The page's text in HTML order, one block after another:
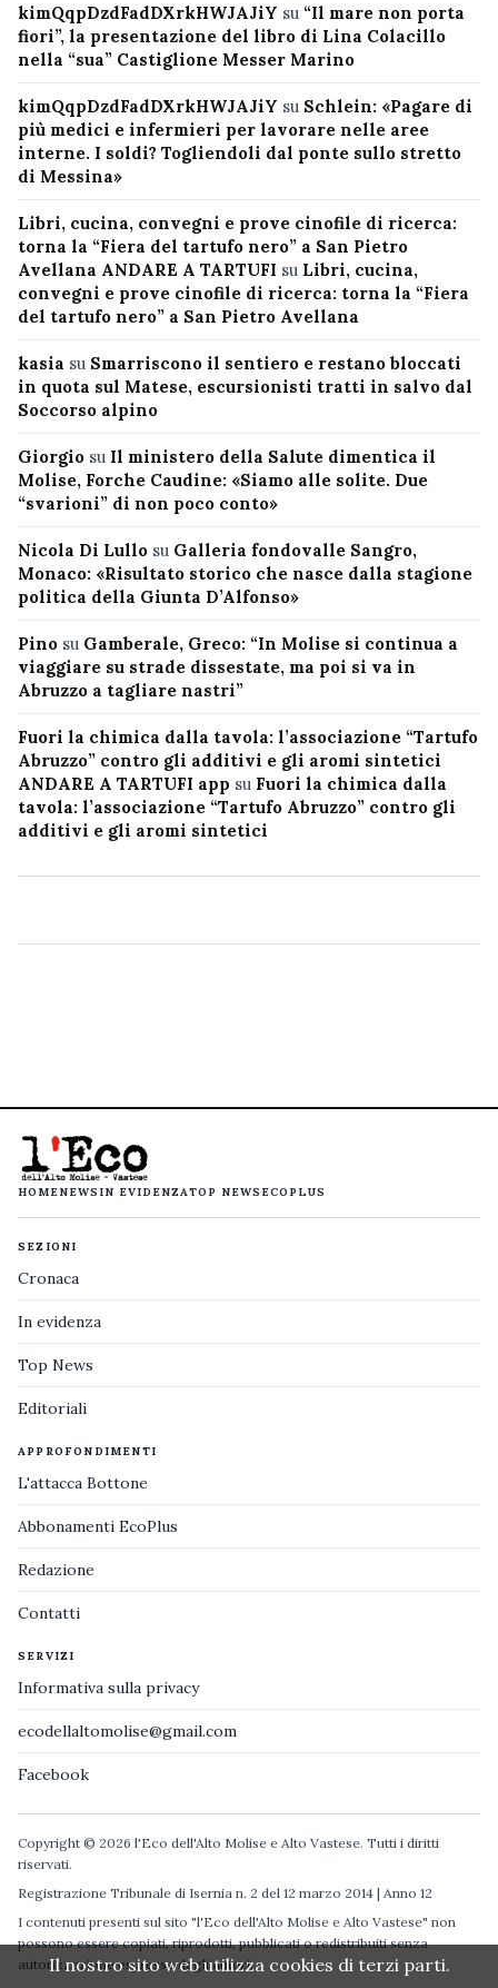
kimQqpDzdFadDXrkHWJAJiY su “Il mare non porta
fiori”, la presentazione del libro di Lina Colacillo
nella “sua” Castiglione Messer Marino
kimQqpDzdFadDXrkHWJAJiY su Schlein: «Pagare di
più medici e infermieri per lavorare nelle aree
interne. I soldi? Togliendoli dal ponte sullo stretto
di Messina»
Libri, cucina, convegni e prove cinofile di ricerca:
torna la “Fiera del tartufo nero” a San Pietro
Avellana ANDARE A TARTUFI su Libri, cucina,
convegni e prove cinofile di ricerca: torna la “Fiera
del tartufo nero” a San Pietro Avellana
kasia su Smarriscono il sentiero e restano bloccati
in quota sul Matese, escursionisti tratti in salvo dal
Soccorso alpino
Giorgio su Il ministero della Salute dimentica il
Molise, Forche Caudine: «Siamo alle solite. Due
“svarioni” di non poco conto»
Nicola Di Lullo su Galleria fondovalle Sangro,
Monaco: «Risultato storico che nasce dalla stagione
politica della Giunta D’Alfonso»
Pino su Gamberale, Greco: “In Molise si continua a
viaggiare su strade dissestate, ma poi si va in
Abruzzo a tagliare nastri”
Fuori la chimica dalla tavola: l’associazione “Tartufo
Abruzzo” contro gli additivi e gli aromi sintetici
ANDARE A TARTUFI app su Fuori la chimica dalla
tavola: l’associazione “Tartufo Abruzzo” contro gli
additivi e gli aromi sintetici
HOMENEWS IN EVIDENZATOP NEWS ECOPLUS
SEZIONI
Cronaca
In evidenza
Top News
Editoriali
APPROFONDIMENTI
L'attacca Bottone
Abbonamenti EcoPlus
Redazione
Contatti
SERVIZI
Informativa sulla privacy
ecodellaltomolise@gmail.com
Facebook
Copyright © 2026 l'Eco dell'Alto Molise e Alto Vastese. Tutti i diritti
riservati.
Registrazione Tribunale di Isernia n. 2 del 12 marzo 2014 | Anno 12
I contenuti presenti sul sito "l'Eco dell'Alto Molise e Alto Vastese" non
possono essere copiati, riprodotti, pubblicati o redistribuiti senza
autorizzazione espressa degli autori.
Il nostro sito web utilizza cookies di terzi parti.